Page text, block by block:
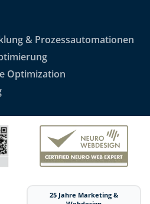
& Prozessautomationen
Optimization
25 Jahre Marketing &